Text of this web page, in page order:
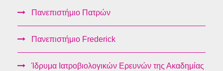
Πανεπιστήμιο Πατρών
Πανεπιστήμιο Frederick
Ίδρυμα Ιατροβιολογικών Ερευνών της Ακαδημίας